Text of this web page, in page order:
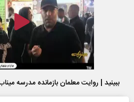
ببینید | روایت معلمان بازمانده مدرسه